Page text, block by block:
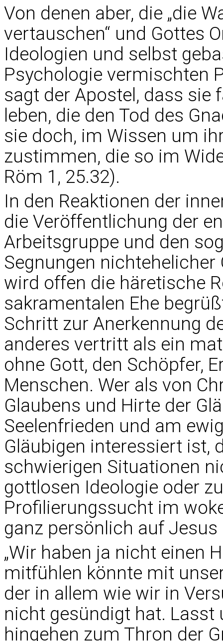
Von denen aber, die „die
vertauschen“ und Gottes
Ideologien und selbst
Psychologie vermischten
sagt der Apostel, dass sie
leben, die den Tod des
sie doch, im Wissen um
zustimmen, die so im
Röm 1, 25.32).
In den Reaktionen der
die Veröffentlichung der
Arbeitsgruppe und den
Segnungen
wird offen die häretische
sakramentalen Ehe
Schritt zur Anerkennung
anderes vertritt als ein
ohne Gott, den Schöpfer,
Menschen. Wer als von
Glaubens und Hirte der
Seelenfrieden und am
Gläubigen interessiert ist,
schwierigen Situationen
gottlosen Ideologie oder
Profilierungssucht im
ganz persönlich auf
„Wir haben ja nicht einen
mitfühlen könnte mit
der in allem wie wir in
nicht gesündigt hat.
hingehen zum Thron der